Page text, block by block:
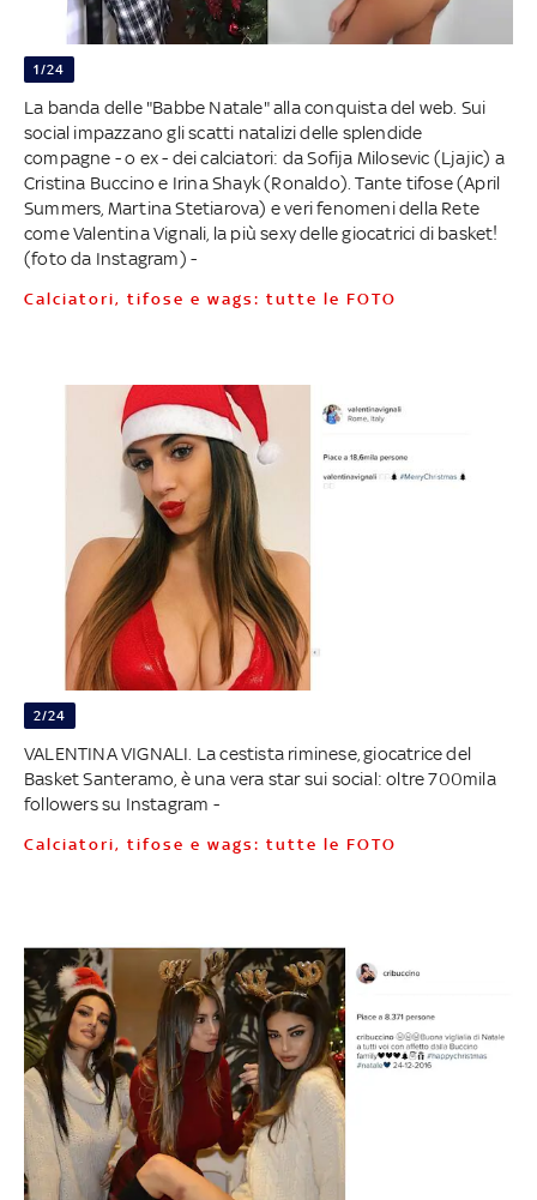
1/24
La banda delle "Babbe Natale" alla conquista del web. Sui
social impazzano gli scatti natalizi delle splendide
compagne - o ex - dei calciatori: da Sofija Milosevic (Ljajic) a
Cristina Buccino e Irina Shayk (Ronaldo). Tante tifose (April
Summers, Martina Stetiarova) e veri fenomeni della Rete
come Valentina Vignali, la più sexy delle giocatrici di basket!
(foto da Instagram) -
Calciatori, tifose e wags: tutte le FOTO
2/24
VALENTINA VIGNALI. La cestista riminese, giocatrice del
Basket Santeramo, è una vera star sui social: oltre 700mila
followers su Instagram -
Calciatori, tifose e wags: tutte le FOTO